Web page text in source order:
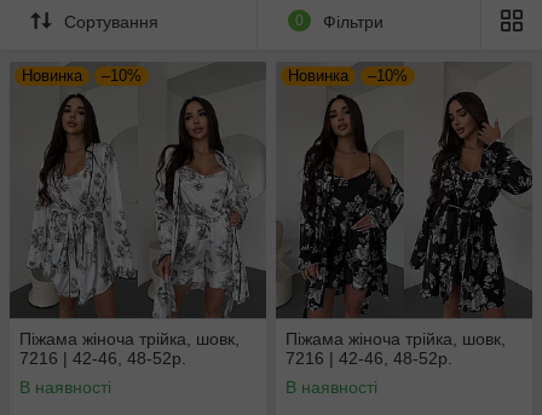
трендам, у нас є піжама, яка підкреслить вашу
індивідуальність. Відпустіть напругу дня та насолоджуйтесь
затишком у наших жіночих піжамах, де краса зустрічається з
комфортом.
Сортування 0 Фільтри
Новинка –10%
Піжама жіноча трійка, шовк,
7216 | 42-46, 48-52р.
В наявності
Новинка –10%
Піжама жіноча трійка, шовк,
7216 | 42-46, 48-52р.
В наявності